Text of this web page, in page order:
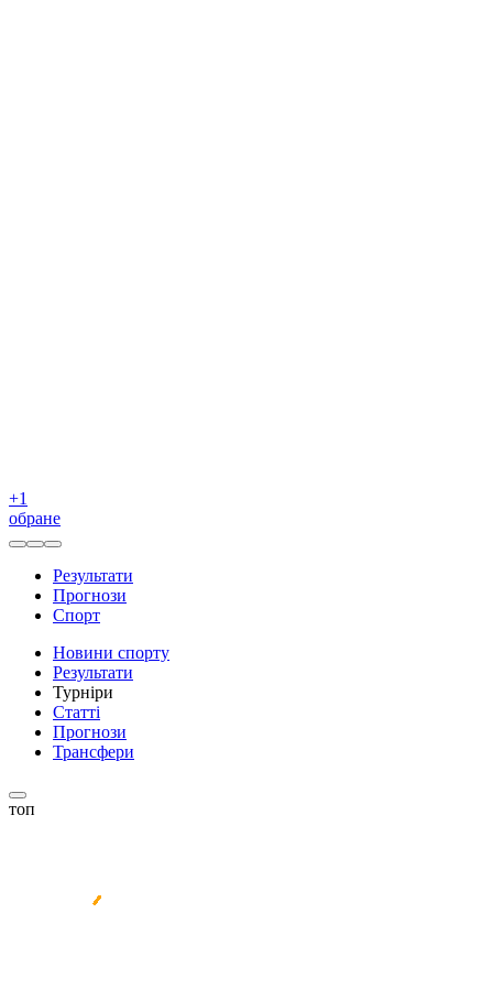
+1
обране
Результати
Прогнози
Спорт
Новини спорту
Результати
Турніри
Статті
Прогнози
Трансфери
топ